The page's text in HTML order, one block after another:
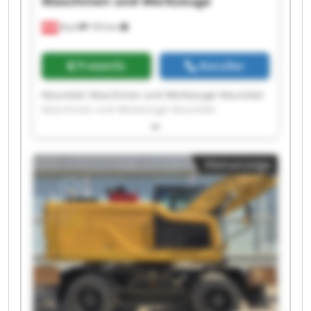
Kuchl 105 km
Preisinfo Anrufen
Neureiter Maschinen und Werkzeuge Neureiter
Maschinen und Werkzeuge Neureiter
Maschinen und Werkzeuge Neureiter
Maschinen und Werkzeuge Neureiter
Maschinen und Werkzeuge Neureiter
Maschinen und Werkzeuge Neureiter
Maschinen und Werkzeuge Neureiter
Maschinen und Werkzeuge Neureiter
Maschinen und Werkzeuge Neureiter
Maschinen und Werkzeuge Neureiter
Maschinen und Werkzeuge Neureiter
Maschinen und Werkzeuge Neureiter
Kleinanzeige